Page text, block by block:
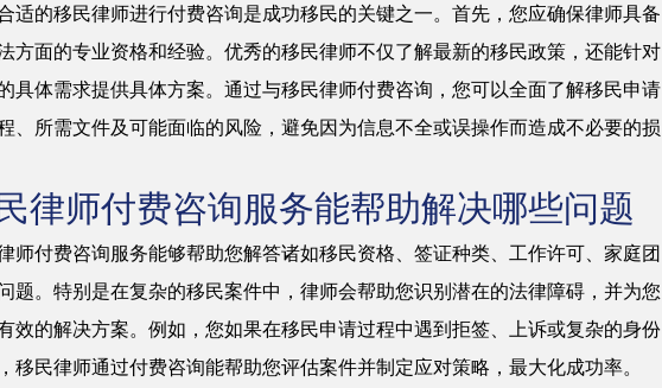
适的移民律师进行付费咨询是成功移民的关键之一。首先，您应确保律师具备
方面的专业资格和经验。优秀的移民律师不仅了解最新的移民政策，还能针对
具体需求提供具体方案。通过与移民律师付费咨询，您可以全面了解移民申请
、所需文件及可能面临的风险，避免因为信息不全或误操作而造成不必要的损
律师付费咨询服务能帮助解决哪些问题
师付费咨询服务能够帮助您解答诸如移民资格、签证种类、工作许可、家庭团
题。特别是在复杂的移民案件中，律师会帮助您识别潜在的法律障碍，并为您
效的解决方案。例如，您如果在移民申请过程中遇到拒签、上诉或复杂的身份
移民律师通过付费咨询能帮助您评估案件并制定应对策略，最大化成功率。